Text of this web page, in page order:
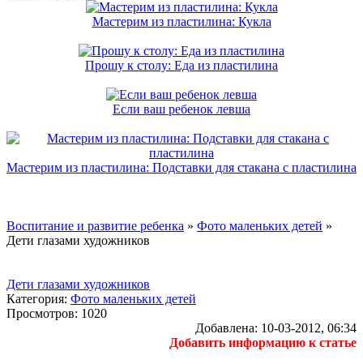
Мастерим из пластилина: Кукла
Прошу к столу: Еда из пластилина
Если ваш ребенок левша
Мастерим из пластилина: Подставки для стакана с пластилина
Воспитание и развитие ребенка » Фото маленьких детей »
Дети глазами художников
Дети глазами художников
Категория: Фото маленьких детей
Просмотров: 1020
Добавлена: 10-03-2012, 06:34
Добавить информацию к статье